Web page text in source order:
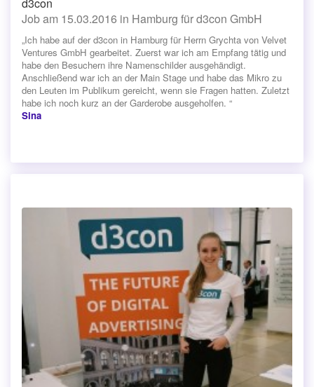
d3con
Job am 15.03.2016 in Hamburg für d3con GmbH
„Ich habe auf der d3con in Hamburg für Herrn Grychta von Velvet
Ventures GmbH gearbeitet. Zuerst war ich am Empfang tätig und
habe den Besuchern ihre Namenschilder ausgehändigt.
Anschließend war ich an der Main Stage und habe das Mikro zu
den Leuten im Publikum gereicht, wenn sie Fragen hatten. Zuletzt
habe ich noch kurz an der Garderobe ausgeholfen. “
Sina